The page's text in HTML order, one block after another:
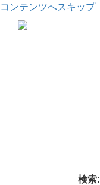
コンテンツへスキップ
検索: